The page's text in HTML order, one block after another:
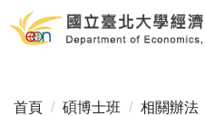
跳
到
內
首頁 碩博士班 相關辦法